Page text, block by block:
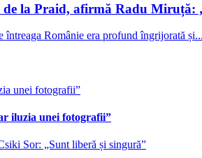
la Praid, afirmă Radu Miruță:
întreaga Românie era profund îngrijorată și...
iluzia unei fotografii”